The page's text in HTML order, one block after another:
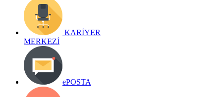
KARİYER
MERKEZİ
ePOSTA